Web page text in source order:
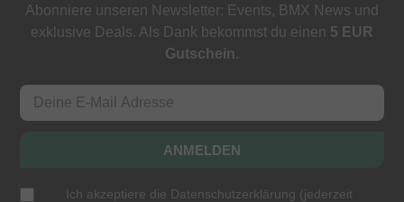
Abonniere unseren Newsletter: Events, BMX News und
exklusive Deals. Als Dank bekommst du einen 5 EUR
Gutschein.
ANMELDEN
Ich akzeptiere die Datenschutzerklärung (jederzeit